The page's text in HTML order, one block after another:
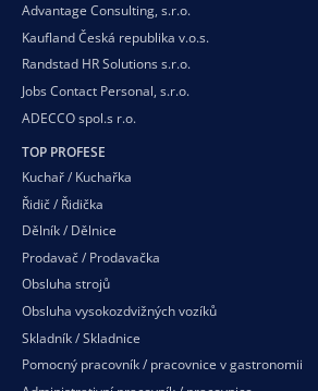
Advantage Consulting, s.r.o.
Kaufland Česká republika v.o.s.
Randstad HR Solutions s.r.o.
Jobs Contact Personal, s.r.o.
ADECCO spol.s r.o.
TOP PROFESE
Kuchař / Kuchařka
Řidič / Řidička
Dělník / Dělnice
Prodavač / Prodavačka
Obsluha strojů
Obsluha vysokozdvižných vozíků
Skladník / Skladnice
Pomocný pracovník / pracovnice v gastronomii